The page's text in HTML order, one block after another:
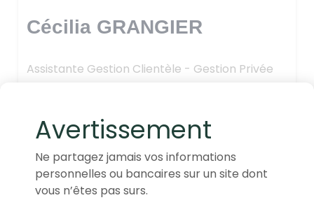
Cécilia GRANGIER
Assistante Gestion Clientèle - Gestion Privée
Avertissement
Ne partagez jamais vos informations
personnelles ou bancaires sur un site dont
vous n’êtes pas surs.